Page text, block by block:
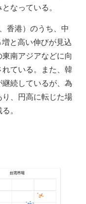
なっている。
香港）のうち、中
と高い伸びが見込
南アジアなどに向
ている。また、韓
続しているが、為
、円高に転じた場
。